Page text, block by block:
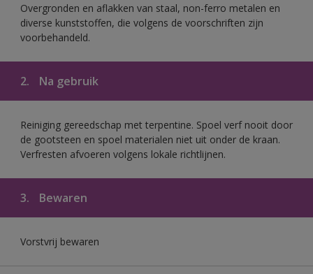
Overgronden en aflakken van staal, non-ferro metalen en
diverse kunststoffen, die volgens de voorschriften zijn
voorbehandeld.
2. Na gebruik
Reiniging gereedschap met terpentine. Spoel verf nooit door
de gootsteen en spoel materialen niet uit onder de kraan.
Verfresten afvoeren volgens lokale richtlijnen.
3. Bewaren
Vorstvrij bewaren